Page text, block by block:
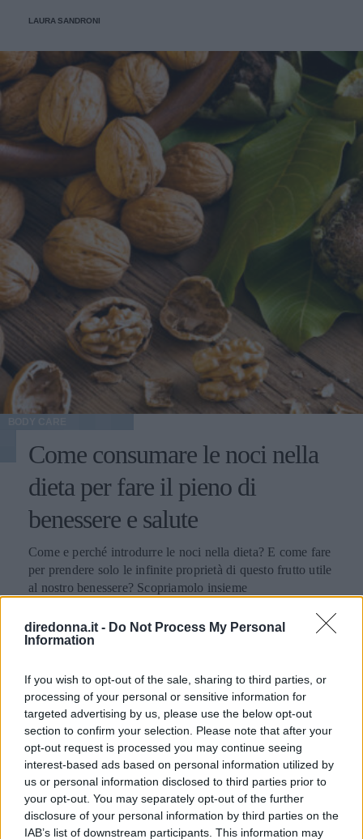
diredonna.it - Do Not Process My Personal
Information
If you wish to opt-out of the sale, sharing to third parties, or
processing of your personal or sensitive information for
targeted advertising by us, please use the below opt-out
section to confirm your selection. Please note that after your
opt-out request is processed you may continue seeing
interest-based ads based on personal information utilized by
us or personal information disclosed to third parties prior to
your opt-out. You may separately opt-out of the further
disclosure of your personal information by third parties on the
IAB’s list of downstream participants. This information may
LAURA SANDRONI
Come consumare le noci nella
dieta per fare il pieno di
benessere e salute
Come e perché introdurre le noci nella dieta? E come fare
per prendere solo le infinite proprietà di questo frutto utile
al nostro benessere? Scopriamolo insieme